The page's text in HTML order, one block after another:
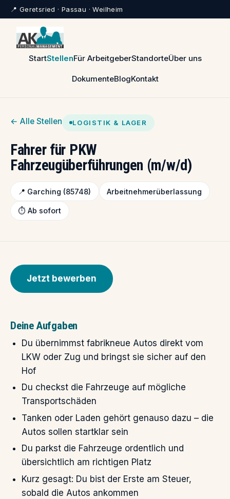
📍 Geretsried · Passau · Weilheim
StartStellenFür ArbeitgeberStandorteÜber uns
DokumenteBlogKontakt
← Alle Stellen LOGISTIK & LAGER
Fahrer für PKW
Fahrzeugüberführungen (m/w/d)
📍 Garching (85748) Arbeitnehmerüberlassung
⏱️ Ab sofort
Jetzt bewerben
Deine Aufgaben
Du übernimmst fabrikneue Autos direkt vom
LKW oder Zug und bringst sie sicher auf den
Hof
Du checkst die Fahrzeuge auf mögliche
Transportschäden
Tanken oder Laden gehört genauso dazu – die
Autos sollen startklar sein
Du parkst die Fahrzeuge ordentlich und
übersichtlich am richtigen Platz
Kurz gesagt: Du bist der Erste am Steuer,
sobald die Autos ankommen